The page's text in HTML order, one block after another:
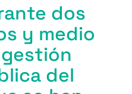
dos
y medio
del